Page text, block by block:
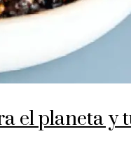
el planeta y